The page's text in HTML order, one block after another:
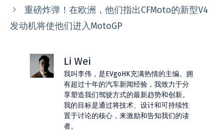
重磅炸弹！在欧洲，他们指出CFMoto的新型V4
发动机将使他们进入MotoGP
Li Wei
我叫李伟，是EVgoHK充满热情的主编。拥
有超过十年的汽车新闻经验，我致力于分
享塑造我们驾驶方式的最新趋势和创新。
我的目标是通过将技术、设计和可持续性
置于讨论的核心，来激励和告知我们的读
者。